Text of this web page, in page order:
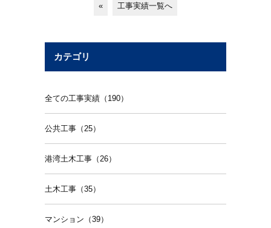
« 工事実績一覧へ
カテゴリ
全ての工事実績（190）
公共工事（25）
港湾土木工事（26）
土木工事（35）
マンション（39）